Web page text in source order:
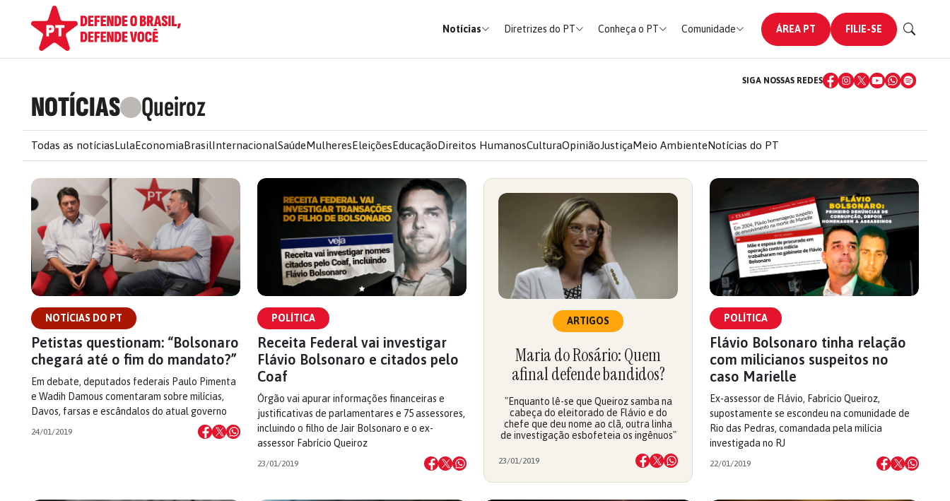
Notícias Diretrizes do PT Conheça o PT Comunidade ÁREA PT FILIE-SE
NOTÍCIAS Queiroz
SIGA NOSSAS REDES
Todas as notíciasLulaEconomiaBrasilInternacionalSaúdeMulheresEleiçõesEducaçãoDireitos HumanosCulturaOpiniãoJustiçaMeio AmbienteNotícias do PT
NOTÍCIAS DO PT
Petistas questionam: “Bolsonaro
chegará até o fim do mandato?”
Em debate, deputados federais Paulo Pimenta
e Wadih Damous comentaram sobre milícias,
Davos, farsas e escândalos do atual governo
24/01/2019
POLÍTICA
Receita Federal vai investigar
Flávio Bolsonaro e citados pelo
Coaf
Órgão vai apurar informações financeiras e
justificativas de parlamentares e 75 assessores,
incluindo o filho de Jair Bolsonaro e o ex-
assessor Fabrício Queiroz
23/01/2019
ARTIGOS
Maria do Rosário: Quem
afinal defende bandidos?
"Enquanto lê-se que Queiroz samba na
cabeça do eleitorado de Flávio e do
chefe que deu nome ao clã, outra linha
de investigação esbofeteia os ingênuos"
23/01/2019
POLÍTICA
Flávio Bolsonaro tinha relação
com milicianos suspeitos no
caso Marielle
Ex-assessor de Flávio, Fabrício Queiroz,
supostamente se escondeu na comunidade de
Rio das Pedras, comandada pela milícia
investigada no RJ
22/01/2019